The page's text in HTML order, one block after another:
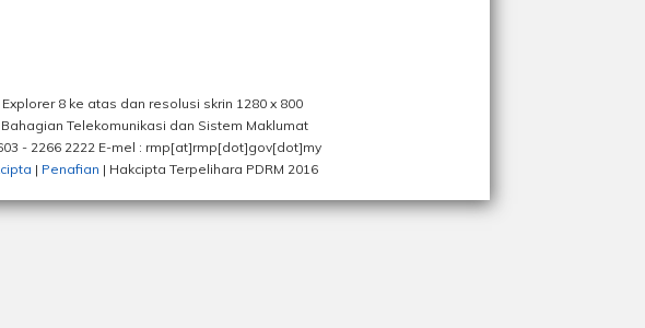
8 ke atas dan resolusi skrin 1280 x 800
Telekomunikasi dan Sistem Maklumat
- 2266 2222 E-mel : rmp[at]rmp[dot]gov[dot]my
| Penafian | Hakcipta Terpelihara PDRM 2016